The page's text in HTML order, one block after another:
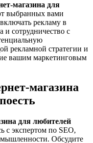
магазина для
выбранных вами
рекламу в
и сотрудничество с
рекламной стратегии и
вашим маркетинговым
магазина
для любителей
с экспертом по SEO,
Обсудите